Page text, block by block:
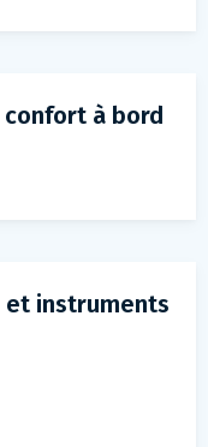
confort à bord